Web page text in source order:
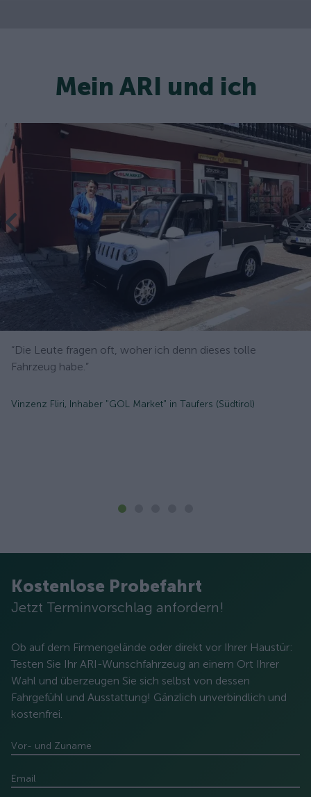
Mein ARI und ich
“Die Leute fragen oft, woher ich denn dieses tolle
Fahrzeug habe.”
Vinzenz Fliri, Inhaber "GOL Market" in Taufers (Südtirol)
Kostenlose Probefahrt
Jetzt Terminvorschlag anfordern!
Ob auf dem Firmengelände oder direkt vor Ihrer Haustür:
Testen Sie Ihr ARI-Wunschfahrzeug an einem Ort Ihrer
Wahl und überzeugen Sie sich selbst von dessen
Fahrgefühl und Ausstattung! Gänzlich unverbindlich und
kostenfrei.
Vor- und Zuname
Email